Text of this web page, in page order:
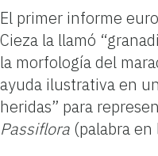
El primer informe
Cieza la llamó
la morfología del
ayuda ilustrativa en
heridas” para
Passiflora (palabra